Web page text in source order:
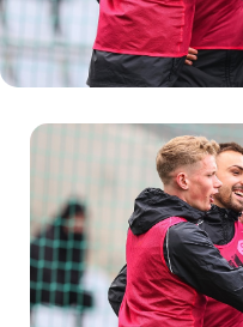
Dla mediów
Kibice